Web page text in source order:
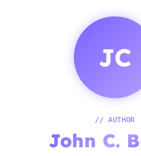
JC
// AUTHOR
John C.